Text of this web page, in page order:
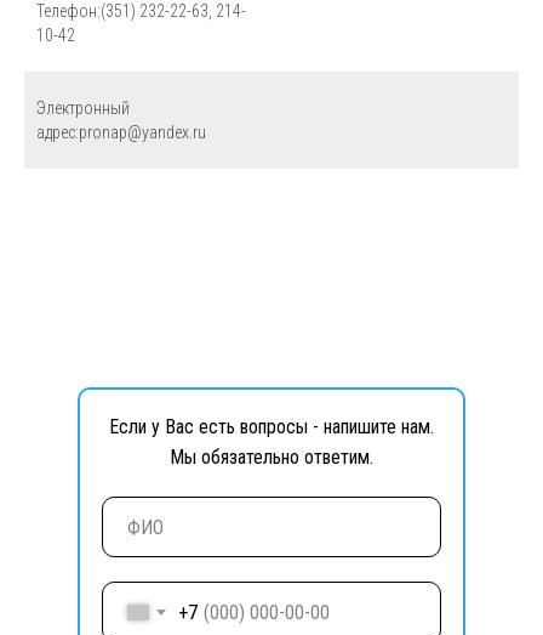
Телефон:(351) 232-22-63, 214-
10-42
Электронный
адрес:pronap@yandex.ru
Если у Вас есть вопросы - напишите нам.
Мы обязательно ответим.
+7